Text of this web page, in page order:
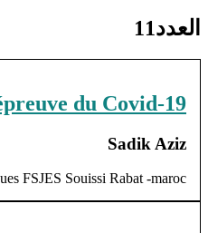
العدد11
du Covid-19
Sadik Aziz
FSJES Souissi Rabat -maroc